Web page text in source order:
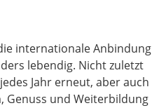
internationale Anbindung
lebendig. Nicht zuletzt
Jahr erneut, aber auch
Genuss und Weiterbildung